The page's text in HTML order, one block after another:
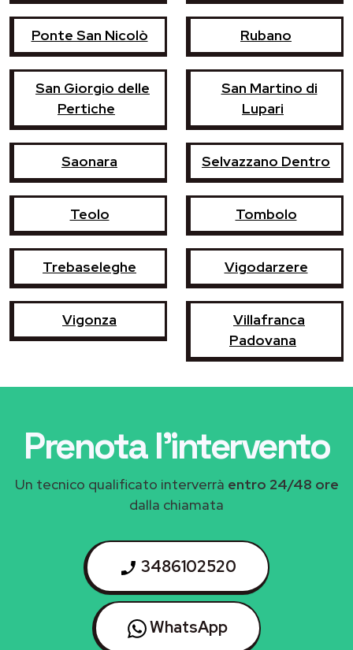
Ponte San Nicolò Rubano
San Giorgio delle
Pertiche
San Martino di
Lupari
Saonara Selvazzano Dentro
Teolo Tombolo
Trebaseleghe Vigodarzere
Vigonza
Villafranca
Padovana
Prenota l'intervento
Un tecnico qualificato interverrà entro 24/48 ore
dalla chiamata
3486102520
WhatsApp